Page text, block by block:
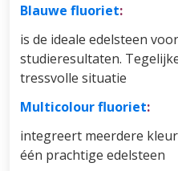
Blauwe fluoriet:
is de ideale edelsteen
studieresultaten.
tressvolle situatie
Multicolour fluoriet:
integreert meerdere
één prachtige edelsteen